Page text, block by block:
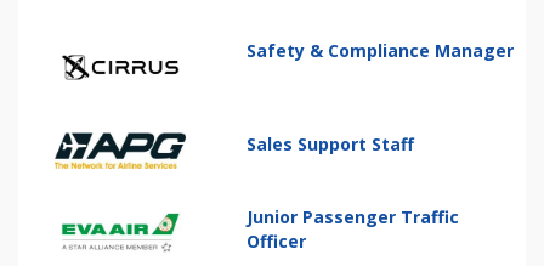
Safety & Compliance Manager
Sales Support Staff
Junior Passenger Traffic
Officer